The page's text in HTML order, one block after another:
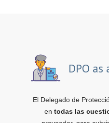
DPO as
El Delegado de
en todas las